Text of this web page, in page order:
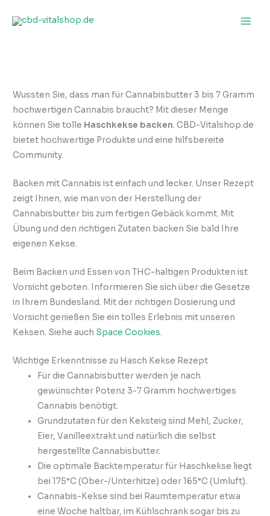
Inhalt
Wussten Sie, dass man für Cannabisbutter 3 bis 7 Gramm
hochwertigen Cannabis braucht? Mit dieser Menge
können Sie tolle Haschkekse backen. CBD-Vitalshop.de
bietet hochwertige Produkte und eine hilfsbereite
Community.
Backen mit Cannabis ist einfach und lecker. Unser Rezept
zeigt Ihnen, wie man von der Herstellung der
Cannabisbutter bis zum fertigen Gebäck kommt. Mit
Übung und den richtigen Zutaten backen Sie bald Ihre
eigenen Kekse.
Beim Backen und Essen von THC-haltigen Produkten ist
Vorsicht geboten. Informieren Sie sich über die Gesetze
in Ihrem Bundesland. Mit der richtigen Dosierung und
Vorsicht genießen Sie ein tolles Erlebnis mit unseren
Keksen. Siehe auch Space Cookies.
Wichtige Erkenntnisse zu Hasch Kekse Rezept
Für die Cannabisbutter werden je nach
gewünschter Potenz 3-7 Gramm hochwertiges
Cannabis benötigt.
Grundzutaten für den Keksteig sind Mehl, Zucker,
Eier, Vanilleextrakt und natürlich die selbst
hergestellte Cannabisbutter.
Die optimale Backtemperatur für Haschkekse liegt
bei 175°C (Ober-/Unterhitze) oder 165°C (Umluft).
Cannabis-Kekse sind bei Raumtemperatur etwa
eine Woche haltbar, im Kühlschrank sogar bis zu